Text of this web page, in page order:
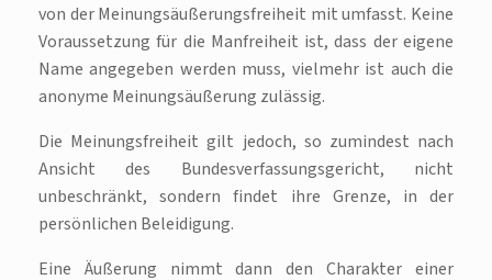
von der Meinungsäußerungsfreiheit mit umfasst. Keine
Voraussetzung für die Manfreiheit ist, dass der eigene
Name angegeben werden muss, vielmehr ist auch die
anonyme Meinungsäußerung zulässig.
Die Meinungsfreiheit gilt jedoch, so zumindest nach
Ansicht des Bundesverfassungsgericht, nicht
unbeschränkt, sondern findet ihre Grenze, in der
persönlichen Beleidigung.
Eine Äußerung nimmt dann den Charakter einer